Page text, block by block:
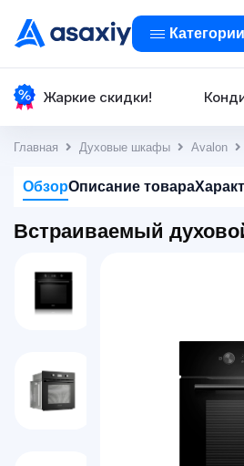
Категории
Жаркие скидки!
Главная Духовые шкафы Avalon
ОбзорОписание товара
Встраиваемый